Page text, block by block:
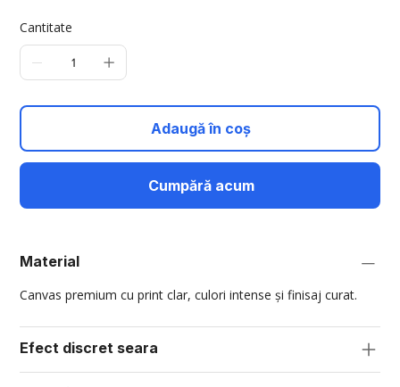
Cantitate
Adaugă în coș
Cumpără acum
Material
Canvas premium cu print clar, culori intense și finisaj curat.
Efect discret seara